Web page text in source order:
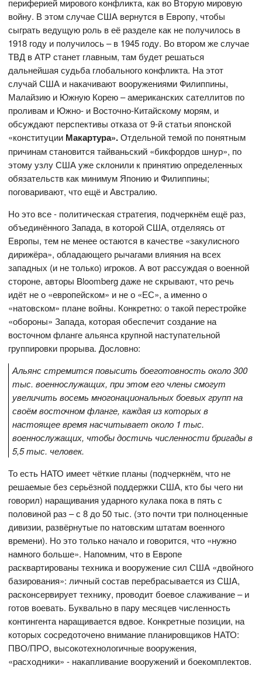
войну. В этом случае США вернутся в Европу, чтобы
сыграть ведущую роль в её разделе как не получилось в
1918 году и получилось – в 1945 году. Во втором же случае
ТВД в АТР станет главным, там будет решаться
дальнейшая судьба глобального конфликта. На этот
случай США и накачивают вооружениями Филиппины,
Малайзию и Южную Корею – американских сателлитов по
проливам и Южно- и Восточно-Китайскому морям, и
обсуждают перспективы отказа от 9-й статьи японской
«конституции Макартура».Отдельной темой по понятным
причинам становится тайваньский «бикфордов шнур», по
этому узлу США уже склонили к принятию определенных
обязательств как минимум Японию и Филиппины;
поговаривают, что ещё и Австралию.
Но это все - политическая стратегия, подчеркнём ещё раз,
объединённого Запада, в которой США, отделяясь от
Европы, тем не менее остаются в качестве «закулисного
дирижёра», обладающего рычагами влияния на всех
западных (и не только) игроков. А вот рассуждая о военной
стороне, авторы Bloomberg даже не скрывают, что речь
идёт не о «европейском» и не о «ЕС», а именно о
«натовском» плане войны. Конкретно: о такой перестройке
«обороны» Запада, которая обеспечит создание на
восточном фланге альянса крупной наступательной
группировки прорыва. Дословно:
Альянс стремится повысить боеготовность около 300
тыс. военнослужащих, при этом его члены смогут
увеличить восемь многонациональных боевых групп на
своём восточном фланге, каждая из которых в
настоящее время насчитывает около 1 тыс.
военнослужащих, чтобы достичь численности бригады в
5,5 тыс. человек.
То есть НАТО имеет чёткие планы (подчеркнём, что не
решаемые без серьёзной поддержки США, кто бы чего ни
говорил) наращивания ударного кулака пока в пять с
половиной раз – с 8 до 50 тыс. (это почти три полноценные
дивизии, развёрнутые по натовским штатам военного
времени). Но это только начало и говорится, что «нужно
намного больше». Напомним, что в Европе
расквартированы техника и вооружение сил США «двойного
базирования»: личный состав перебрасывается из США,
расконсервирует технику, проводит боевое слаживание – и
готов воевать. Буквально в пару месяцев численность
контингента наращивается вдвое. Конкретные позиции, на
которых сосредоточено внимание планировщиков НАТО:
ПВО/ПРО, высокотехнологичные вооружения,
«расходники» - накапливание вооружений и боекомплектов.